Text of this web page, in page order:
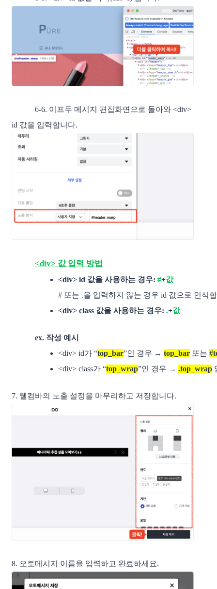
6-6. 이프두 메시지 편집화면으로 돌아와 <div>
id 값을 입력합니다.
<div> 값 입력 방법
<div> id 값을 사용하는 경우: #+값
# 또는 .을 입력하지 않는 경우 id 값으로 인식
<div> class 값을 사용하는 경우: .+값
ex. 작성 예시
<div> id가 “top_bar”인 경우 → top_bar 또는
<div> class가 “top_wrap”인 경우 → .top_wrap
7. 웰컴바의 노출 설정을 마무리하고 저장합니다.
8. 오토메시지 이름을 입력하고 완료하세요.